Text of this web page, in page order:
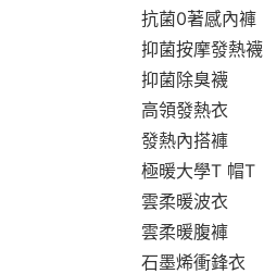
抗菌0著感內褲
抑菌按摩發熱襪
抑菌除臭襪
高領發熱衣
發熱內搭褲
極暖大學T 帽T
雲柔暖波衣
雲柔暖腹褲
石墨烯衝鋒衣